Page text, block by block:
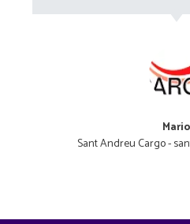
Mario
Sant Andreu Cargo -